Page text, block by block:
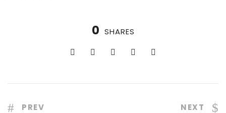
0 SHARES
PREV NEXT